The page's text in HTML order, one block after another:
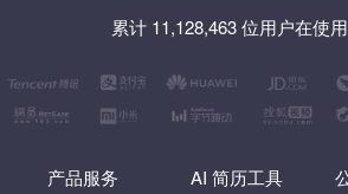
累计 11,128,463 位用户在使
产品服务 AI 简历工具